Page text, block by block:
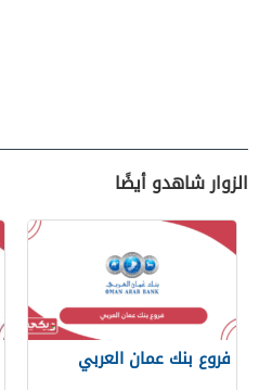
الزوار شاهدو أيضًا
فروع بنك عمان العربي